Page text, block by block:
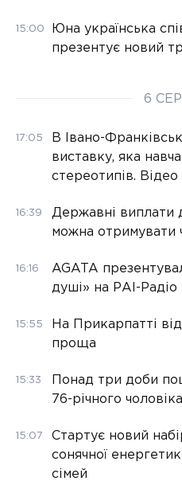
15:00
Юна українська
презентує новий
6
17:05
В Івано-
виставку, яка
стереотипів. Відео
16:39
Державні виплати
можна отримувати
16:16
AGATA
душі» на РАІ-Радіо
15:55
На Прикарпатті
проща
15:33
Понад три доби
76-річного чоловіка
15:07
Стартує новий
сонячної
сімей